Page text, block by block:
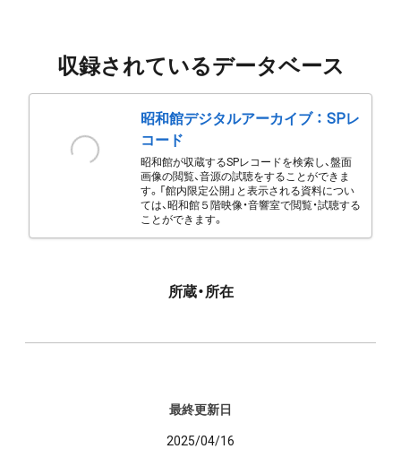
収録されているデータベース
昭和館デジタルアーカイブ ： SPレ
コード
昭和館が収蔵するSPレコードを検索し、盤面
画像の閲覧、音源の試聴をすることができま
す。「館内限定公開」と表示される資料につい
ては、昭和館５階映像・音響室で閲覧・試聴する
ことができます。
所蔵・所在
最終更新日
2025/04/16